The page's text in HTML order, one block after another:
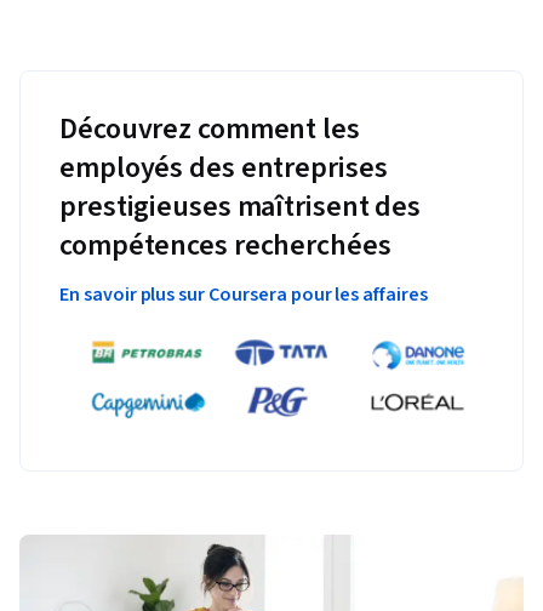
Découvrez comment les
employés des entreprises
prestigieuses maîtrisent des
compétences recherchées
En savoir plus sur Coursera pour les affaires